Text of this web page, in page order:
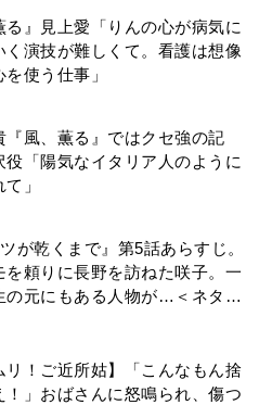
る』見上愛「りんの心が病気に
く演技が難しくて。看護は想像
使う仕事」
『風、薫る』ではクセ強の記
役「陽気なイタリア人のように
」
ツが乾くまで』第5話あらすじ。
を頼りに長野を訪ねた咲子。一
の元にもある人物が…＜ネタバ
リ！ご近所姑】「こんなもん捨
！」おばさんに怒鳴られ、傷つ